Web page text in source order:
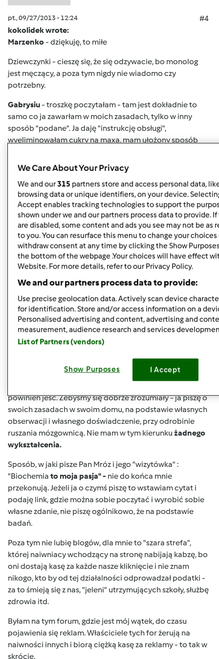
pt., 09/27/2013 - 12:24
#4
kokolidek wrote:
Marzenko- dziękuję, to miłe
Dziewczynki - cieszę się, że się odzywacie, bo monolog
jest męczący, a poza tym nigdy nie wiadomo czy
potrzebny.
Gabrysiu- troszkę poczytałam - tam jest dokładnie to
samo co ja zawarłam w moich zasadach, tylko w inny
sposób "podane". Ja daję "instrukcję obsługi",
wyeliminowałam cukry na maxa, mam ułożony sposób
węglowodany ograniczone, przewaga warzyw itd.
Haniu - ciasta to raz kiedyś i 20 minut przed obiadem.
Dziękuję Alu,o to mi chodziło.
Góra strony
Zalogujlub zarejestruj się aby dodawać
komentarze
kokolidek Dołączył : 08.12.2011
- proszę uprzejmie. Tylko pamiętaj, że ja nie
jestem żadnym fachowcem - ot samouk ze mnie
powinien jeść. Żebyśmy się dobrze zrozumiały - ja piszę o
swoich zasadach w swoim domu, na podstawie własnych
obserwacji i własnego doświadczenie, przy odrobinie
ruszania mózgownicą. Nie mam w tym kierunku żadnego
wykształcenia.
Sposób, w jaki pisze Pan Mróz i jego "wizytówka" :
"Biochemia to moja pasja" - nie do końca mnie
przekonują. Jeżeli ja o czymś piszę to wstawiam cytat i
podaję link, gdzie można sobie poczytać i wyrobić sobie
własne zdanie, nie piszę ogólnikowo, że na podstawie
badań.
Poza tym nie lubię blogów, dla mnie to "szara strefa",
której naiwniacy wchodzący na stronę nabijają kabzę, bo
oni dostają kasę za każde nasze kliknięcie i nie znam
nikogo, kto by od tej działalności odprowadzał podatki -
za to śmieją się z nas, "jeleni" utrzymujących szkoły, służbę
zdrowia itd.
Byłam na tym forum, gdzie jest mój wątek, do czasu
pojawienia się reklam. Właściciele tych for żerują na
naiwności innych i biorą ciężką kasę za reklamy - to tak w
skrócie.
We Care About Your Privacy
We and our315 partners store and access personal data,
browsing data or unique identifiers, on your device.
Accept enables tracking technologies to support the
shown under we and our partners process data to provide. If
are disabled, some content and ads you see may not be as
to you. You can resurface this menu to change your choices
withdraw consent at any time by clicking the Show
the bottom of the webpage .Your choices will have effect
Website. For more details, refer to our Privacy Policy.
We and our partners process data to provide:
Use precise geolocation data. Actively scan device
for identification. Store and/or access information on a
Personalised advertising and content, advertising and
measurement, audience research and services
List of Partners (vendors)
Show Purposes I Accept